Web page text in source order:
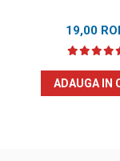
19,00
ADAUGA IN